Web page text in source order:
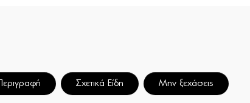
Περιγραφή Σχετικά Είδη Μην ξεχάσεις